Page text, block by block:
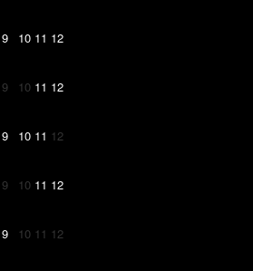
9 10 11 12
9 10 11 12
9 10 11 12
9 10 11 12
9 10 11 12